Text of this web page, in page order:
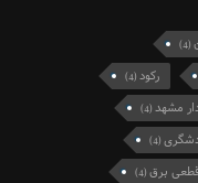
(4)
رکود(4)
مشهد(4)
(4)
قطعی برق(4)